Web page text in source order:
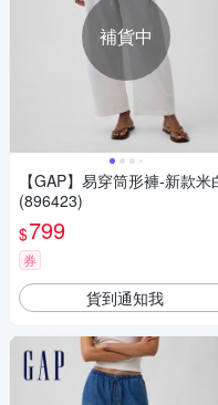
補貨中
【GAP】易穿筒形褲-新款米
(896423)
$799
券
貨到通知我